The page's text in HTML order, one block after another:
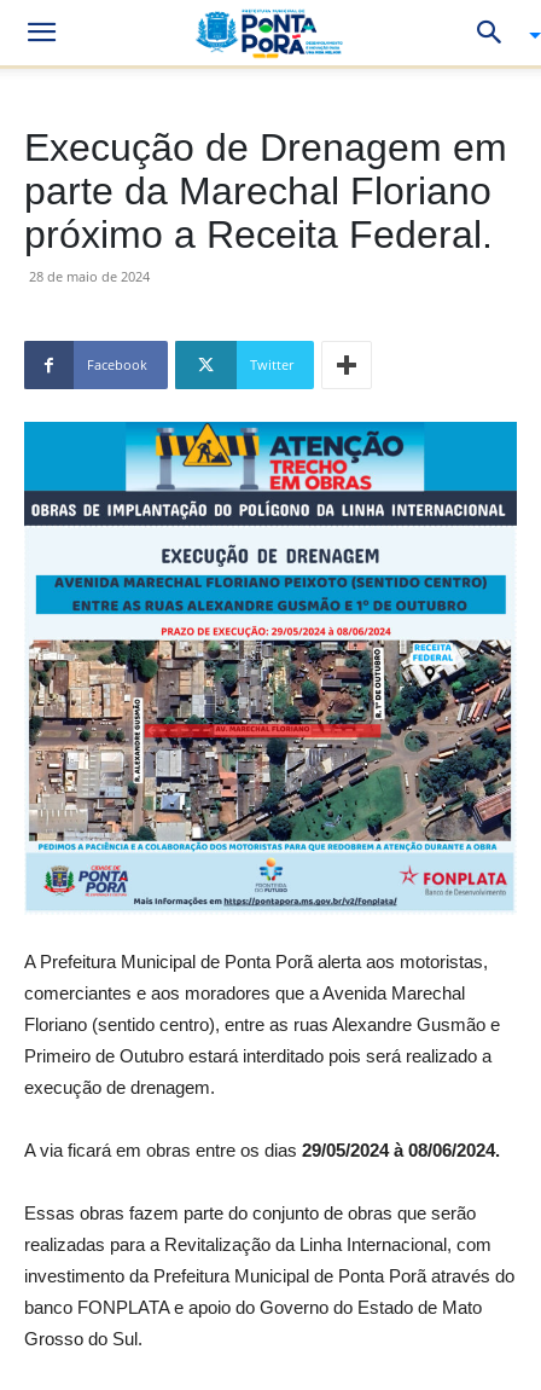
Execução de Drenagem em
parte da Marechal Floriano
próximo a Receita Federal.
28 de maio de 2024
Facebook Twitter
A Prefeitura Municipal de Ponta Porã alerta aos motoristas,
comerciantes e aos moradores que a Avenida Marechal
Floriano (sentido centro), entre as ruas Alexandre Gusmão e
Primeiro de Outubro estará interditado pois será realizado a
execução de drenagem.
A via ficará em obras entre os dias 29/05/2024 à 08/06/2024.
Essas obras fazem parte do conjunto de obras que serão
realizadas para a Revitalização da Linha Internacional, com
investimento da Prefeitura Municipal de Ponta Porã através do
banco FONPLATA e apoio do Governo do Estado de Mato
Grosso do Sul.